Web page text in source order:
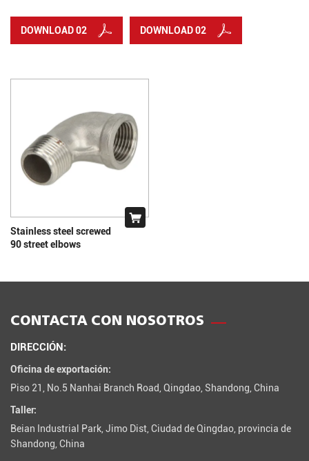
DOWNLOAD 02 DOWNLOAD 02
Stainless steel screwed
90 street elbows
CONTACTA CON NOSOTROS
DIRECCIÓN:
Oficina de exportación:
Piso 21, No.5 Nanhai Branch Road, Qingdao, Shandong, China
Taller:
Beian Industrial Park, Jimo Dist, Ciudad de Qingdao, provincia de
Shandong, China